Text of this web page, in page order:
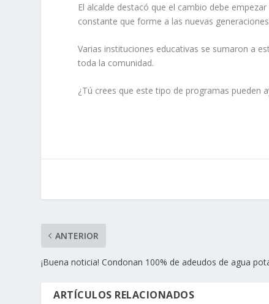
El alcalde destacó que el cambio debe
constante que forme a las nuevas
Varias instituciones educativas se sumaron a
toda la comunidad.
¿Tú crees que este tipo de programas pueden
ANTERIOR
¡Buena noticia! Condonan 100% de adeudos de agua
ARTÍCULOS RELACIONADOS